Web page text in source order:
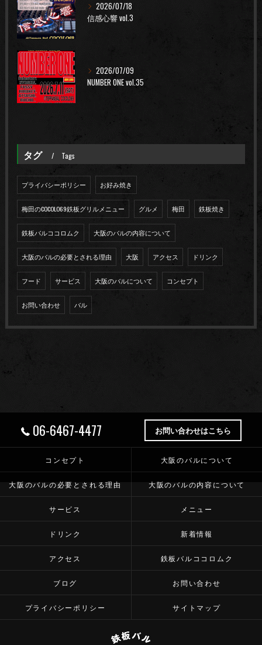
2026/07/18
信感心響 vol.3
2026/07/09
NUMBER ONE vol.35
タグ Tags
プライバシーポリシー お好み焼き
梅田のCOCOLO69鉄板グリルメニュー グルメ 梅田 鉄板焼き
鉄板バルココロムク 大阪のバルの内容について
大阪のバルの必要とされる理由 大阪 アクセス ドリンク
フード サービス 大阪のバルについて コンセプト
お問い合わせ バル
06-6467-4477 お問い合わせはこちら
コンセプト 大阪のバルについて
大阪のバルの必要とされる理由 大阪のバルの内容について
サービス メニュー
ドリンク 新着情報
アクセス 鉄板バルココロムク
ブログ お問い合わせ
プライバシーポリシー サイトマップ